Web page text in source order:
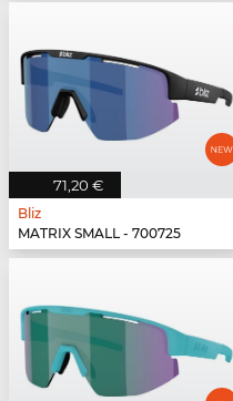
71,20 €
Bliz
MATRIX SMALL - 700725